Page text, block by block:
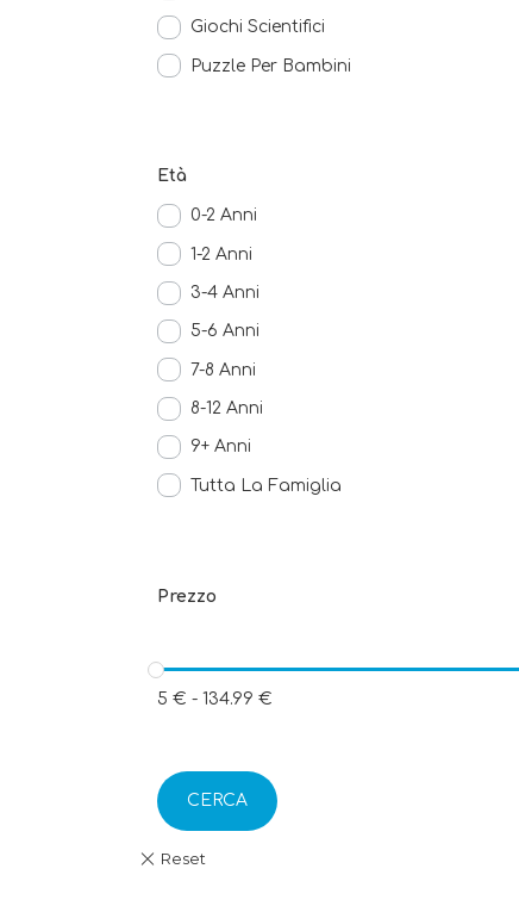
Giochi Scientifici
Puzzle Per Bambini
Età
0-2 Anni
1-2 Anni
3-4 Anni
5-6 Anni
7-8 Anni
8-12 Anni
9+ Anni
Tutta La Famiglia
Prezzo
5 € - 134.99 €
CERCA